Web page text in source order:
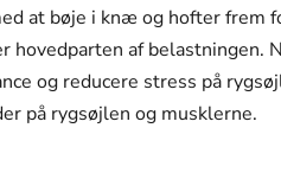
at bøje i knæ og hofter frem
af belastningen.
og reducere stress på
på rygsøjlen og musklerne.